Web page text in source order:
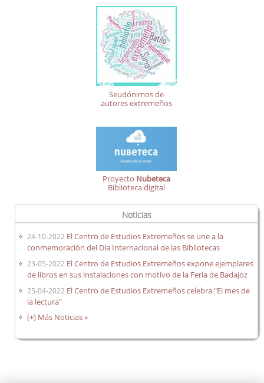
Seudónimos de
autores extremeños
Proyecto Nubeteca
Biblioteca digital
Noticias
24-10-2022 El Centro de Estudios Extremeños se une a la
conmemoración del Día Internacional de las Bibliotecas
23-05-2022 El Centro de Estudios Extremeños expone ejemplares
de libros en sus instalaciones con motivo de la Feria de Badajoz
25-04-2022 El Centro de Estudios Extremeños celebra "El mes de
la lectura"
(+) Más Noticias »